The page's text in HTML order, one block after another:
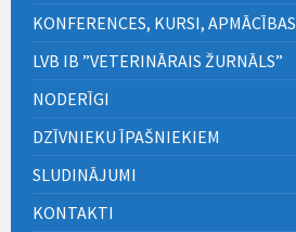
KONFERENCES, KURSI, APMĀCĪBAS
LVB IB ”VETERINĀRAIS ŽURNĀLS”
NODERĪGI
DZĪVNIEKU ĪPAŠNIEKIEM
SLUDINĀJUMI
KONTAKTI